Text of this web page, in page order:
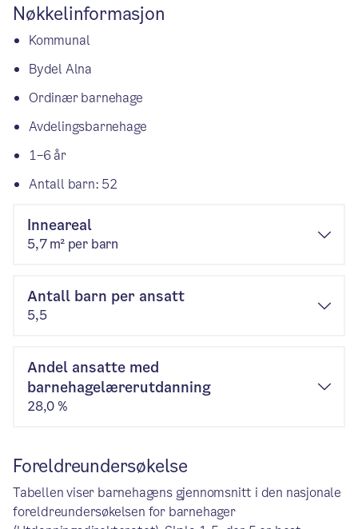
Nøkkelinformasjon
Kommunal
Bydel Alna
Ordinær barnehage
Avdelingsbarnehage
1–6 år
Antall barn: 52
Inneareal
5,7 m² per barn
Antall barn per ansatt
5,5
Andel ansatte med
barnehagelærerutdanning
28,0 %
Foreldreundersøkelse
Tabellen viser barnehagens gjennomsnitt i den nasjonale
foreldreundersøkelsen for barnehager